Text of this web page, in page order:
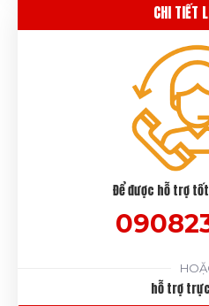
CHI TIẾT
Để được hỗ trợ
hỗ trợ